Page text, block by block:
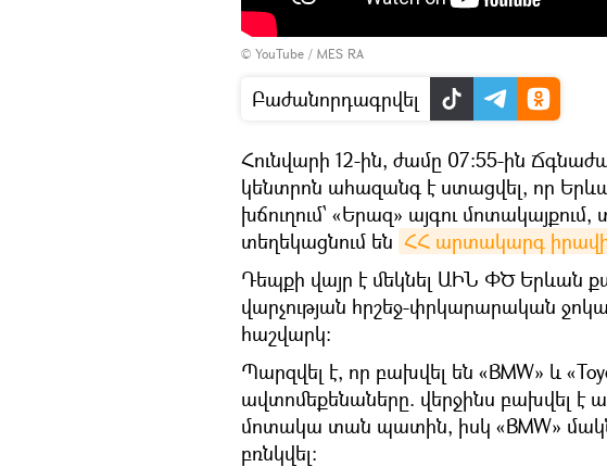
© YouTube / MES RA
Բաժանորդագրվել
Հունվարի 12-ին, ժամը 07։55-ին
կենտրոն ահազանգ է ստացվել, որ
խճուղում՝ «Երազ» այգու
տեղեկացնում են ՀՀ արտակարգ
Դեպքի վայր է մեկնել ԱԻՆ ՓԾ Երևան
վարչության հրշեջ-փրկարարական
հաշվարկ։
Պարզվել է, որ բախվել են «BMW» և
ավտոմեքենաները. վերջինս բախվել է
մոտակա տան պատին, իսկ «BMW»
բռնկվել։